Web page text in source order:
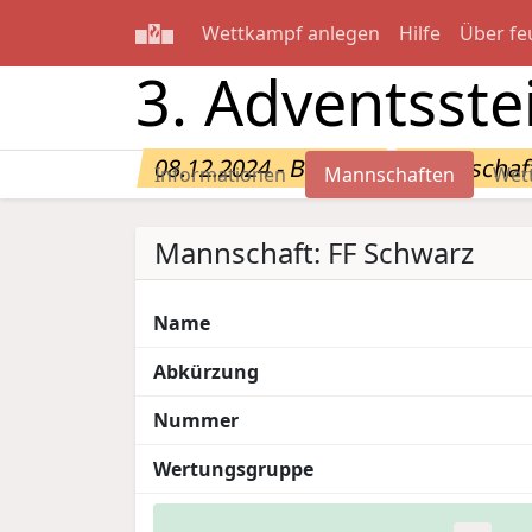
Wettkampf anlegen Hilfe Über
3.
08.12.2024 - Beselin
Informationen Mannschaften
Mannschaft: FF Schwarz
Name
Abkürzung
Nummer
Wertungsgruppe